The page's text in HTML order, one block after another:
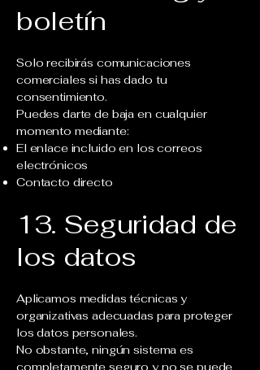
boletín
Solo recibirás comunicaciones
comerciales si has dado tu
consentimiento.
Puedes darte de baja en cualquier
momento mediante:
El enlace incluido en los correos
electrónicos
Contacto directo
13. Seguridad de
los datos
Aplicamos medidas técnicas y
organizativas adecuadas para proteger
los datos personales.
No obstante, ningún sistema es
completamente seguro y no se puede